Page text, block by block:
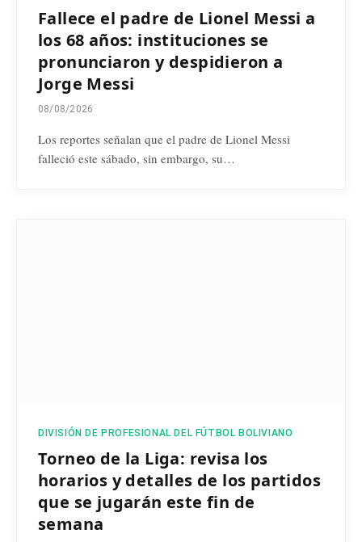
Fallece el padre de Lionel Messi a
los 68 años: instituciones se
pronunciaron y despidieron a
Jorge Messi
08/08/2026
Los reportes señalan que el padre de Lionel Messi
falleció este sábado, sin embargo, su…
DIVISIÓN DE PROFESIONAL DEL FÚTBOL BOLIVIANO
Torneo de la Liga: revisa los
horarios y detalles de los partidos
que se jugarán este fin de
semana